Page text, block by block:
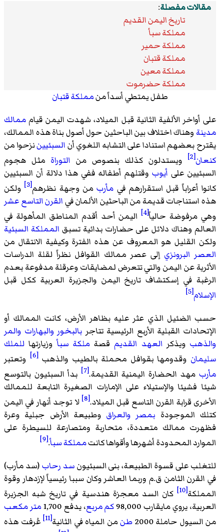
مقالات مفصلة:
تاريخ اليمن القديم
مملكة سبأ
مملكة حمير
مملكة قتبان
مملكة معين
مملكة حضرموت
طفل يمتطي أسداً منمملكة قتبان
على أواخر الألفية الثانية قبل الميلاد، شهدت اليمن قيام ممالك
مدينة وهناك اختلاف بين الباحثين حول أصول بناة هذه الممالك،
يقترح بعضهم استنادا على التشابه اللغوي أن السبئييننزحوا من
كنعان[2] ويستدلون كذلك بنصوص من التوراة مثل هجوم
السبئيين على أيوب وقتلهم أطفاله ففي هذا دلالة أن السبئيين
كانوا أعراباً قبل استقرارهم في مأرب من وجهة نظرهم[3]
ولكن
هذه استناجات قديمة من الباحثين الألمان في القرن التاسع عشر
وهي مرفوضة حالياً[4]
اليمن أحد أقدم المناطق المأهولة في
العالم وهناك دلائل على حضارات بدائية تسبق المملكة السبئية
ولكن القليل هو المعروف عن هذه الفترة وكيفية الانتقال من
العصر البرونزي إلى عصر ممالك القوافل نظراً لقلة الدراسات
الأثرية عن اليمن والتي تتعرض لمضايقات وعرقلة مدفوعة بعدم
الرغبة في إسكتشاف تاريخ اليمن والجزيرة العربية ككل قبل
الإسلام[5]
حسب الضئيل الذي عثر عليه بظاهر الأرض، كانت الممالك أو
الإتحادات القبلية الأربع الرئيسية تتاجر بالبخور والبهارات والمر
والذهب ويذكر العهد القديم قصةملكة سبأوزيارتها للملك
سليمان وقدومها بقوافل محملة بالطيب والذهب[6]
وتعتبر
مأرب مهد الحضارة اليمنية القديمة.[7]
بدأ السبئيون بالتوسع
شيئا فشيئا والإستيلاء على الإمارات الصغيرة التابعة للممالك
الأخرى قرابة القرن التاسع قبل الميلاد.[8]
لا توجد أنهار في اليمن
كتلك الموجودة بمصر والعراق وطبيعة الأرض جبلية وعرة
فظهرت ممالك متعددة، متحاربة ومتصارعة للسيطرة على
الموارد المحدودة أشهرها وأقواها كانتمملكة سبأ.
[9]
للتغلب على قسوة الطبيعة، بنى السبئيونسد رحاب (سد مأرب)
في القرن الثامن ق.م وربما العاشر وكان سببا رئيسياً لإزدهار وقوة
المملكة[10]
كان السد معجزة هندسية في تاريخ شبه الجزيرة
العربية، يروي مايقارب 98,000
كم مربع، يدفع 1,700
متر مكعب
من السيول حاملة 2000
طنمن المياه في الثانية[11]
عُرفت هذه